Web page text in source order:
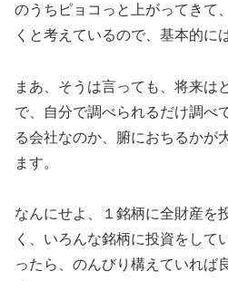
のうちピョコっと上がってきて
くと考えているので、基本的に
まあ、そうは言っても、将来は
で、自分で調べられるだけ調べ
る会社なのか、腑におちるかが
ます。
なんにせよ、１銘柄に全財産を
く、いろんな銘柄に投資をして
ったら、のんびり構えていれば